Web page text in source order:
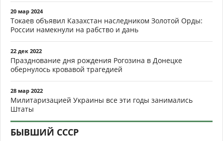
20 мар 2024
Токаев объявил Казахстан наследником Золотой Орды:
России намекнули на рабство и дань
22 дек 2022
Празднование дня рождения Рогозина в Донецке
обернулось кровавой трагедией
28 мар 2022
Милитаризацией Украины все эти годы занимались
Штаты
БЫВШИЙ СССР